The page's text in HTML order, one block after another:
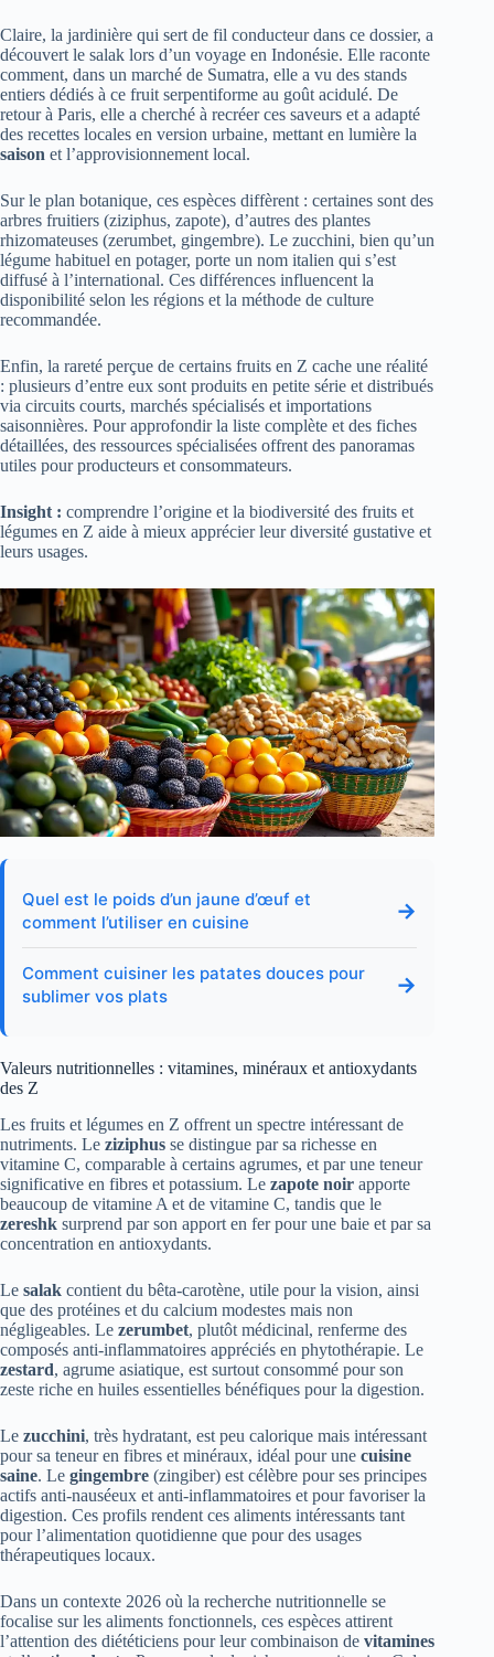
Claire, la jardinière qui sert de fil conducteur dans ce dossier, a
découvert le salak lors d’un voyage en Indonésie. Elle raconte
comment, dans un marché de Sumatra, elle a vu des stands
entiers dédiés à ce fruit serpentiforme au goût acidulé. De
retour à Paris, elle a cherché à recréer ces saveurs et a adapté
des recettes locales en version urbaine, mettant en lumière la
saison et l’approvisionnement local.
Sur le plan botanique, ces espèces diffèrent : certaines sont des
arbres fruitiers (ziziphus, zapote), d’autres des plantes
rhizomateuses (zerumbet, gingembre). Le zucchini, bien qu’un
légume habituel en potager, porte un nom italien qui s’est
diffusé à l’international. Ces différences influencent la
disponibilité selon les régions et la méthode de culture
recommandée.
Enfin, la rareté perçue de certains fruits en Z cache une réalité
: plusieurs d’entre eux sont produits en petite série et distribués
via circuits courts, marchés spécialisés et importations
saisonnières. Pour approfondir la liste complète et des fiches
détaillées, des ressources spécialisées offrent des panoramas
utiles pour producteurs et consommateurs.
Insight : comprendre l’origine et la biodiversité des fruits et
légumes en Z aide à mieux apprécier leur diversité gustative et
leurs usages.
Quel est le poids d’un jaune d’œuf et
comment l’utiliser en cuisine
→
Comment cuisiner les patates douces pour
sublimer vos plats
→
Valeurs nutritionnelles : vitamines, minéraux et antioxydants
des Z
Les fruits et légumes en Z offrent un spectre intéressant de
nutriments. Le ziziphus se distingue par sa richesse en
vitamine C, comparable à certains agrumes, et par une teneur
significative en fibres et potassium. Le zapote noir apporte
beaucoup de vitamine A et de vitamine C, tandis que le
zereshk surprend par son apport en fer pour une baie et par sa
concentration en antioxydants.
Le salak contient du bêta-carotène, utile pour la vision, ainsi
que des protéines et du calcium modestes mais non
négligeables. Le zerumbet, plutôt médicinal, renferme des
composés anti-inflammatoires appréciés en phytothérapie. Le
zestard, agrume asiatique, est surtout consommé pour son
zeste riche en huiles essentielles bénéfiques pour la digestion.
Le zucchini, très hydratant, est peu calorique mais intéressant
pour sa teneur en fibres et minéraux, idéal pour une cuisine
saine. Le gingembre (zingiber) est célèbre pour ses principes
actifs anti-nauséeux et anti-inflammatoires et pour favoriser la
digestion. Ces profils rendent ces aliments intéressants tant
pour l’alimentation quotidienne que pour des usages
thérapeutiques locaux.
Dans un contexte 2026 où la recherche nutritionnelle se
focalise sur les aliments fonctionnels, ces espèces attirent
l’attention des diététiciens pour leur combinaison de vitamines